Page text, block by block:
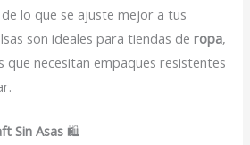
lo que se ajuste mejor a tus
son ideales para tiendas deropa,
que necesitan empaques resistentes
Sin Asas 🛍️